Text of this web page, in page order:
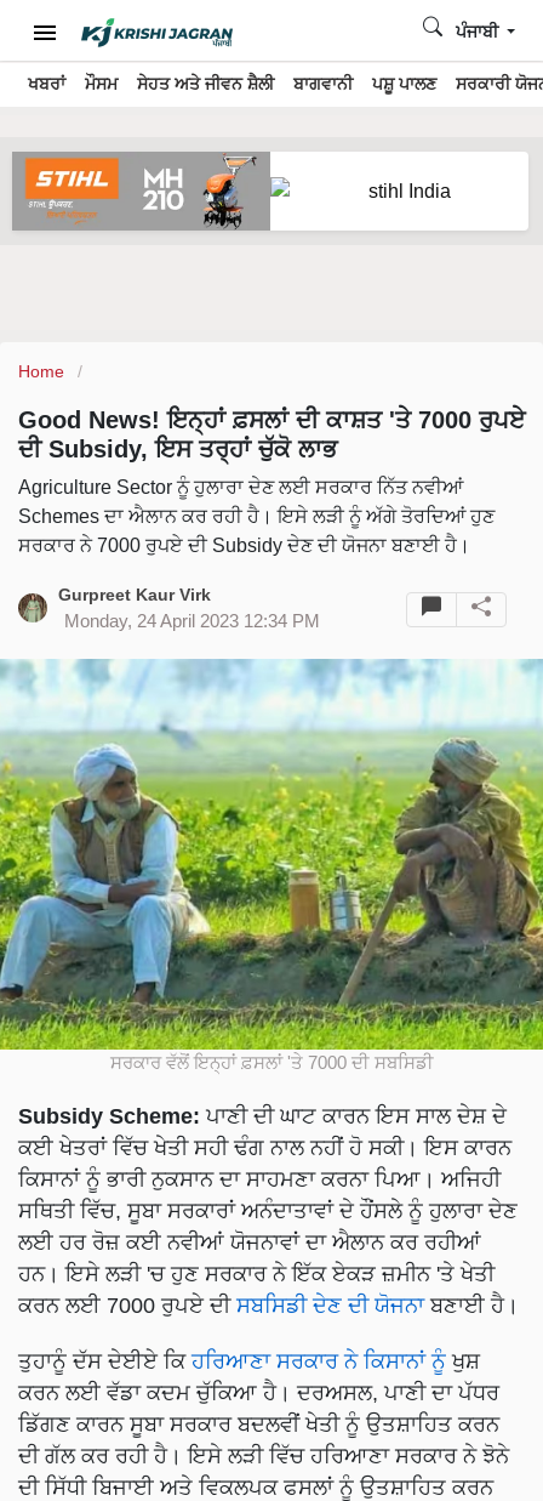
ਖਬਰਾਂ ਮੌਸਮ ਸੇਹਤ ਅਤੇ ਜੀਵਨ ਸ਼ੈਲੀ ਬਾਗਵਾਨੀ ਪਸ਼ੂ ਪਾਲਣ ਸਰਕਾਰੀ
ਪੰਜਾਬੀ
Home
Good News! ਇਨ੍ਹਾਂ ਫ਼ਸਲਾਂ ਦੀ ਕਾਸ਼ਤ 'ਤੇ 7000 ਰੁਪਏ
ਦੀ Subsidy, ਇਸ ਤਰ੍ਹਾਂ ਚੁੱਕੋ ਲਾਭ
Agriculture Sector ਨੂੰ ਹੁਲਾਰਾ ਦੇਣ ਲਈ ਸਰਕਾਰ ਨਿੱਤ ਨਵੀਆਂ
Schemes ਦਾ ਐਲਾਨ ਕਰ ਰਹੀ ਹੈ। ਇਸੇ ਲੜੀ ਨੂੰ ਅੱਗੇ ਤੋਰਦਿਆਂ ਹੁਣ
ਸਰਕਾਰ ਨੇ 7000 ਰੁਪਏ ਦੀ Subsidy ਦੇਣ ਦੀ ਯੋਜਨਾ ਬਣਾਈ ਹੈ।
Gurpreet Kaur Virk
Monday, 24 April 2023 12:34 PM
ਸਰਕਾਰ ਵੱਲੋਂ ਇਨ੍ਹਾਂ ਫ਼ਸਲਾਂ 'ਤੇ 7000 ਦੀ ਸਬਸਿਡੀ
Subsidy Scheme: ਪਾਣੀ ਦੀ ਘਾਟ ਕਾਰਨ ਇਸ ਸਾਲ ਦੇਸ਼ ਦੇ
ਕਈ ਖੇਤਰਾਂ ਵਿੱਚ ਖੇਤੀ ਸਹੀ ਢੰਗ ਨਾਲ ਨਹੀਂ ਹੋ ਸਕੀ। ਇਸ ਕਾਰਨ
ਕਿਸਾਨਾਂ ਨੂੰ ਭਾਰੀ ਨੁਕਸਾਨ ਦਾ ਸਾਹਮਣਾ ਕਰਨਾ ਪਿਆ। ਅਜਿਹੀ
ਸਥਿਤੀ ਵਿੱਚ, ਸੂਬਾ ਸਰਕਾਰਾਂ ਅਨੰਦਾਤਾਵਾਂ ਦੇ ਹੌਂਸਲੇ ਨੂੰ ਹੁਲਾਰਾ ਦੇਣ
ਲਈ ਹਰ ਰੋਜ਼ ਕਈ ਨਵੀਆਂ ਯੋਜਨਾਵਾਂ ਦਾ ਐਲਾਨ ਕਰ ਰਹੀਆਂ
ਹਨ। ਇਸੇ ਲੜੀ 'ਚ ਹੁਣ ਸਰਕਾਰ ਨੇ ਇੱਕ ਏਕੜ ਜ਼ਮੀਨ 'ਤੇ ਖੇਤੀ
ਕਰਨ ਲਈ 7000 ਰੁਪਏ ਦੀ ਸਬਸਿਡੀ ਦੇਣ ਦੀ ਯੋਜਨਾਬਣਾਈ ਹੈ।
ਤੁਹਾਨੂੰ ਦੱਸ ਦੇਈਏ ਕਿਹਰਿਆਣਾ ਸਰਕਾਰ ਨੇ ਕਿਸਾਨਾਂ ਨੂੰ ਖੁਸ਼
ਕਰਨ ਲਈ ਵੱਡਾ ਕਦਮ ਚੁੱਕਿਆ ਹੈ। ਦਰਅਸਲ, ਪਾਣੀ ਦਾ ਪੱਧਰ
ਡਿੱਗਣ ਕਾਰਨ ਸੂਬਾ ਸਰਕਾਰ ਬਦਲਵੀਂ ਖੇਤੀ ਨੂੰ ਉਤਸ਼ਾਹਿਤ ਕਰਨ
ਦੀ ਗੱਲ ਕਰ ਰਹੀ ਹੈ। ਇਸੇ ਲੜੀ ਵਿੱਚ ਹਰਿਆਣਾ ਸਰਕਾਰ ਨੇ ਝੋਨੇ
ਦੀ ਸਿੱਧੀ ਬਿਜਾਈ ਅਤੇ ਵਿਕਲਪਕ ਫਸਲਾਂ ਨੂੰ ਉਤਸ਼ਾਹਿਤ ਕਰਨ